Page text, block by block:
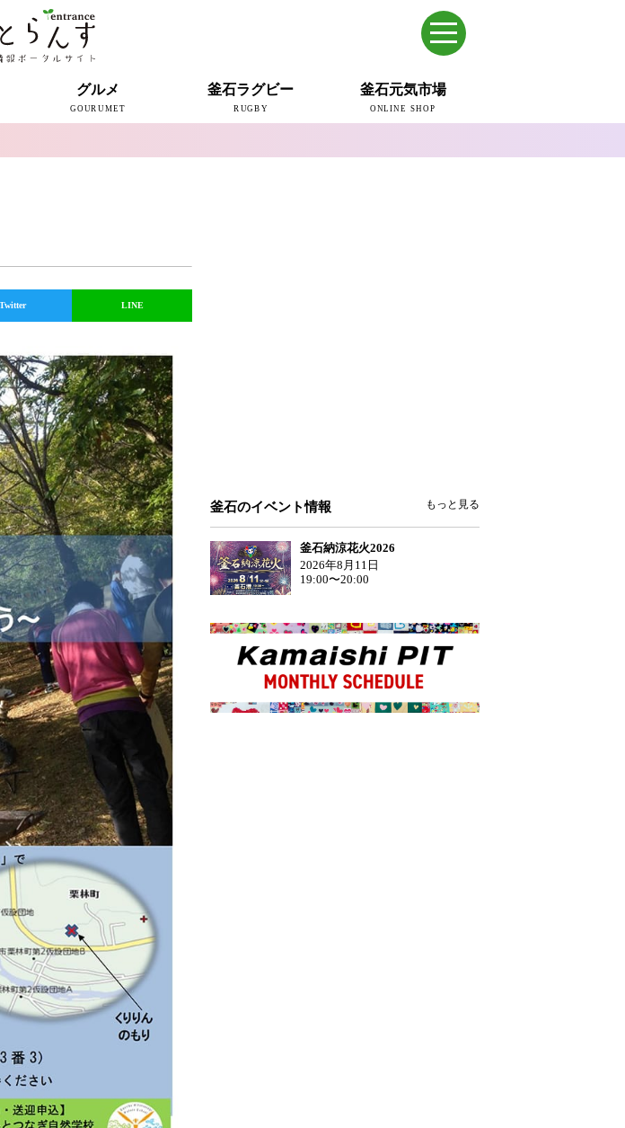
グルメ
GOURUMET
釜石ラグビー
RUGBY
釜石元気市場
ONLINE SHOP
Twitter LINE
釜石のイベント情報 もっと見る
釜石納涼花火2026
2026年8月11日
19:00〜20:00